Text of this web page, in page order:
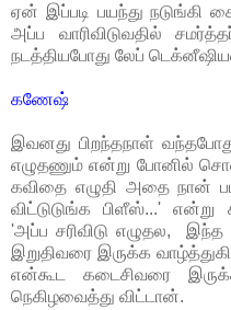
ஏன் இப்படி பயந்து நடுங்கி
அப்ப வாரிவிடுவதில்
நடத்தியபோது லேப்
கணேஷ்
இவனது பிறந்தநாள்
எழுதணும் என்று போனில்
கவிதை எழுதி அதை நான்
விட்டுடுங்க பிளீஸ்...' என்று
'அப்ப சரிவிடு எழுதல,
இறுதிவரை இருக்க
என்கூட கடைசிவரை
நெகிழவைத்து விட்டான்.